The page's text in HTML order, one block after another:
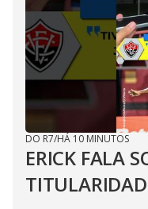
DO R7/HÁ 10 MINUTOS
ERICK FALA